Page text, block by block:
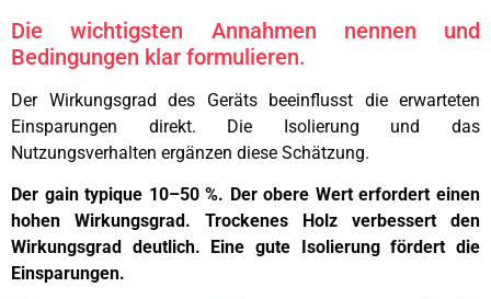
Die wichtigsten Annahmen nennen und
Bedingungen klar formulieren.
Der Wirkungsgrad des Geräts beeinflusst die erwarteten
Einsparungen direkt. Die Isolierung und das
Nutzungsverhalten ergänzen diese Schätzung.
Der gain typique 10–50 %. Der obere Wert erfordert einen
hohen Wirkungsgrad.
Trockenes Holz verbessert den
Wirkungsgrad deutlich. Eine gute Isolierung fördert die
Einsparungen.